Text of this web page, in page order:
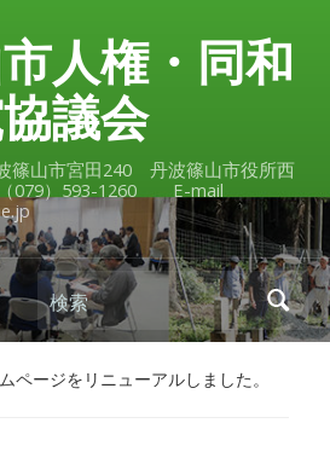
人権・同和
議会
篠山市宮田240 丹波篠山市役所西
079）593-1260 E-mail
検索
ページをリニューアルしました。